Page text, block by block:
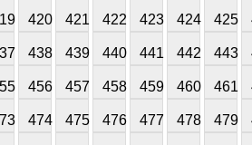
420 421 422 423 424 425
438 439 440 441 442 443
456 457 458 459 460 461
474 475 476 477 478 479